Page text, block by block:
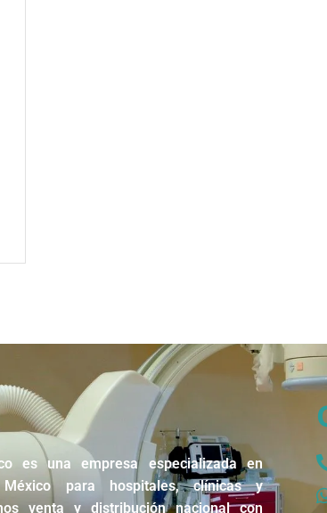
es una empresa especializada en
para hospitales, clínicas y
venta y distribución nacional con